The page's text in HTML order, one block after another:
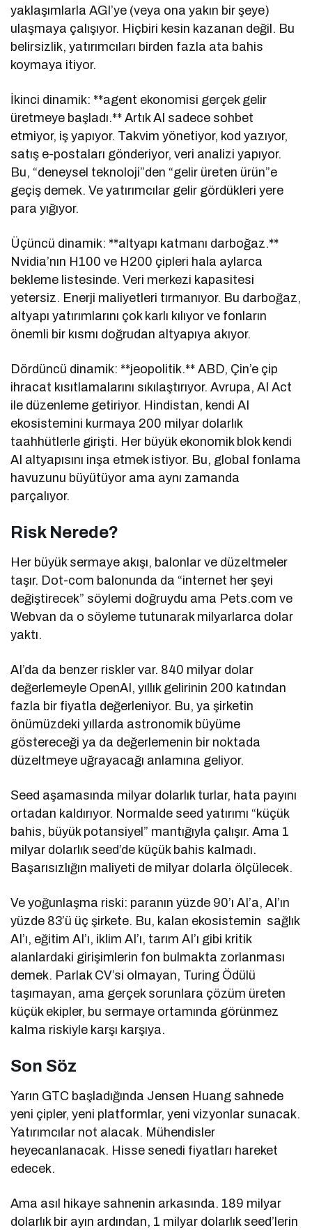
yaklaşımlarla AGI’ye (veya ona yakın bir şeye)
ulaşmaya çalışıyor. Hiçbiri kesin kazanan değil. Bu
belirsizlik, yatırımcıları birden fazla ata bahis
koymaya itiyor.
İkinci dinamik: **agent ekonomisi gerçek gelir
üretmeye başladı.** Artık AI sadece sohbet
etmiyor, iş yapıyor. Takvim yönetiyor, kod yazıyor,
satış e-postaları gönderiyor, veri analizi yapıyor.
Bu, “deneysel teknoloji”den “gelir üreten ürün”e
geçiş demek. Ve yatırımcılar gelir gördükleri yere
para yığıyor.
Üçüncü dinamik: **altyapı katmanı darboğaz.**
Nvidia’nın H100 ve H200 çipleri hala aylarca
bekleme listesinde. Veri merkezi kapasitesi
yetersiz. Enerji maliyetleri tırmanıyor. Bu darboğaz,
altyapı yatırımlarını çok karlı kılıyor ve fonların
önemli bir kısmı doğrudan altyapıya akıyor.
Dördüncü dinamik: **jeopolitik.** ABD, Çin’e çip
ihracat kısıtlamalarını sıkılaştırıyor. Avrupa, AI Act
ile düzenleme getiriyor. Hindistan, kendi AI
ekosistemini kurmaya 200 milyar dolarlık
taahhütlerle girişti. Her büyük ekonomik blok kendi
AI altyapısını inşa etmek istiyor. Bu, global fonlama
havuzunu büyütüyor ama aynı zamanda
parçalıyor.
Risk Nerede?
Her büyük sermaye akışı, balonlar ve düzeltmeler
taşır. Dot-com balonunda da “internet her şeyi
değiştirecek” söylemi doğruydu ama Pets.com ve
Webvan da o söyleme tutunarak milyarlarca dolar
yaktı.
AI’da da benzer riskler var. 840 milyar dolar
değerlemeyle OpenAI, yıllık gelirinin 200 katından
fazla bir fiyatla değerleniyor. Bu, ya şirketin
önümüzdeki yıllarda astronomik büyüme
göstereceği ya da değerlemenin bir noktada
düzeltmeye uğrayacağı anlamına geliyor.
Seed aşamasında milyar dolarlık turlar, hata payını
ortadan kaldırıyor. Normalde seed yatırımı “küçük
bahis, büyük potansiyel” mantığıyla çalışır. Ama 1
milyar dolarlık seed’de küçük bahis kalmadı.
Başarısızlığın maliyeti de milyar dolarla ölçülecek.
Ve yoğunlaşma riski: paranın yüzde 90’ı AI’a, AI’ın
yüzde 83’ü üç şirkete. Bu, kalan ekosistemin sağlık
AI’ı, eğitim AI’ı, iklim AI’ı, tarım AI’ı gibi kritik
alanlardaki girişimlerin fon bulmakta zorlanması
demek. Parlak CV’si olmayan, Turing Ödülü
taşımayan, ama gerçek sorunlara çözüm üreten
küçük ekipler, bu sermaye ortamında görünmez
kalma riskiyle karşı karşıya.
Son Söz
Yarın GTC başladığında Jensen Huang sahnede
yeni çipler, yeni platformlar, yeni vizyonlar sunacak.
Yatırımcılar not alacak. Mühendisler
heyecanlanacak. Hisse senedi fiyatları hareket
edecek.
Ama asıl hikaye sahnenin arkasında. 189 milyar
dolarlık bir ayın ardından, 1 milyar dolarlık seed’lerin